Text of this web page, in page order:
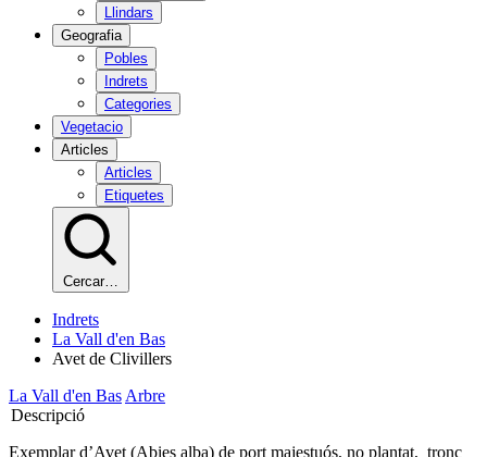
Llindars
Geografia
Pobles
Indrets
Categories
Vegetacio
Articles
Articles
Etiquetes
Cercar…
Indrets
La Vall d'en Bas
Avet de Clivillers
La Vall d'en Bas Arbre
Descripció
Exemplar d’Avet (Abies alba) de port majestuós, no plantat, tronc